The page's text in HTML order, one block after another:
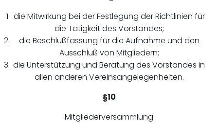
die Mitwirkung bei der Festlegung der Richtlinien für
die Tätigkeit des Vorstandes;
die Beschlußfassung für die Aufnahme und den
Ausschluß von Mitgliedern;
die Unterstützung und Beratung des Vorstandes in
allen anderen Vereinsangelegenheiten.
§10
Mitgliederversammlung